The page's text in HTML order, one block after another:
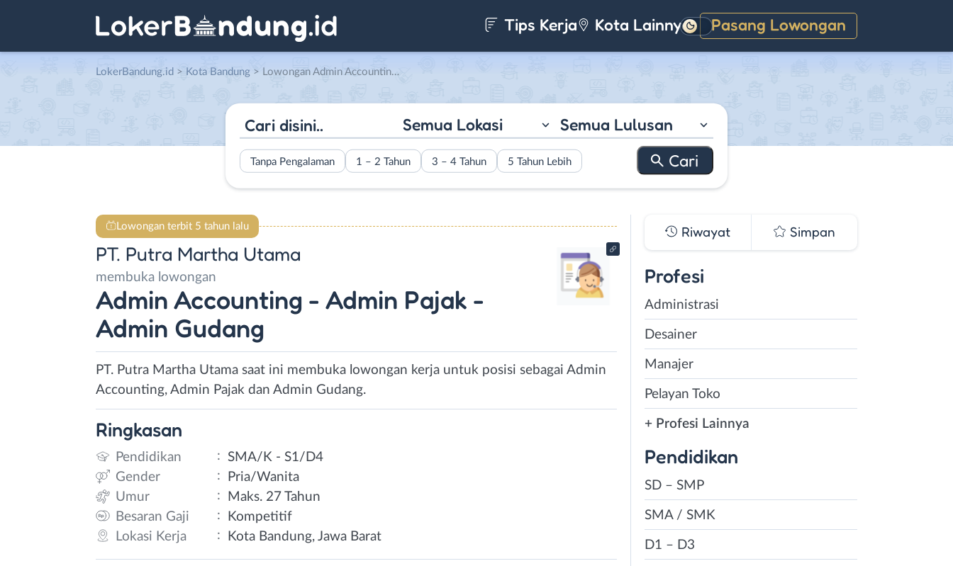
Tips Kerja Kota Lainnya Pasang Lowongan
Gelap
LokerBandung.id > Kota Bandung > Lowongan Admin Accounting – Admin Pajak – Admin Gudang di PT. Putra Martha Utama
Semua Lokasi Semua Lulusan
Tanpa Pengalaman 1 – 2 Tahun 3 – 4 Tahun 5 Tahun Lebih
Lowongan terbit 5 tahun lalu
PT. Putra Martha Utama
membuka lowongan
Admin Accounting - Admin Pajak -
Admin Gudang
PT. Putra Martha Utama saat ini membuka lowongan kerja untuk posisi sebagai Admin
Accounting, Admin Pajak dan Admin Gudang.
Ringkasan
Pendidikan : SMA/K - S1/D4
Gender
:
Pria/Wanita
Umur
:
Maks. 27 Tahun
Besaran Gaji
:
Kompetitif
Lokasi Kerja
: Kota Bandung, Jawa Barat
Riwayat Simpan
Profesi
Administrasi
Desainer
Manajer
Pelayan Toko
+ Profesi Lainnya
Pendidikan
SD – SMP
SMA / SMK
D1 – D3